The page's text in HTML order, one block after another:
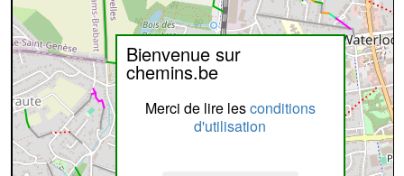
Bienvenue sur
chemins.be
Merci de lire lesconditions
d'utilisation